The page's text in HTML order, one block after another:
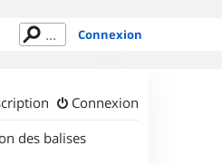
Connexion
Connexion
des balises